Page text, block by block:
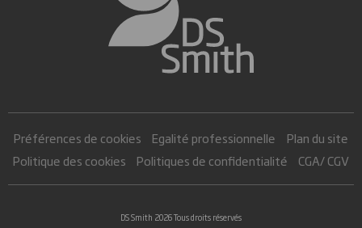
Préférences de cookies Egalité professionnelle
Plan du site
Politique des cookies
Politiques de confidentialité CGA/ CGV
DS Smith 2026 Tous droits réservés